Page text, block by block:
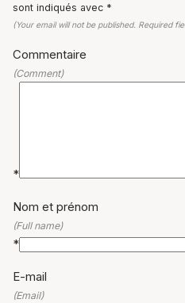
sont indiqués avec *
(Your email will not be published. Required
Commentaire
(Comment)
*
Nom et prénom
(Full name)
*
E-mail
(Email)